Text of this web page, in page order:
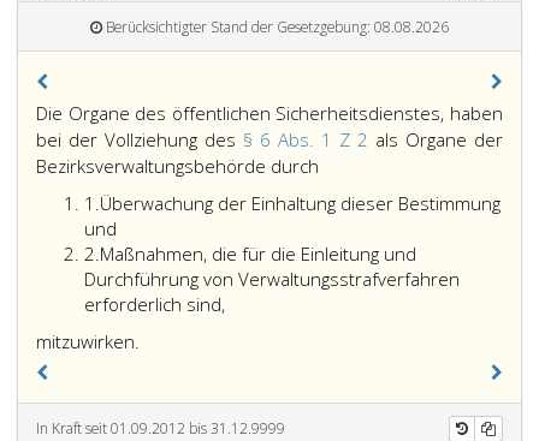
Berücksichtigter Stand der Gesetzgebung: 08.08.2026
Paragraph
6
b,
Die Organe des öffentlichen Sicherheitsdienstes, haben
bei der Vollziehung des § 6 Abs. 1 Z 2 als Organe der
Bezirksverwaltungsbehörde durch
Organe
des
öffentlichen
Sicherheitsdienstes,
haben
des
1.Ziffer
eins
Überwachung der Einhaltung dieser Bestimmung
und
2.Ziffer
2
Maßnahmen, die für die Einleitung und
Durchführung von Verwaltungsstrafverfahren
erforderlich sind,
mitzuwirken.
In Kraft seit 01.09.2012 bis 31.12.9999